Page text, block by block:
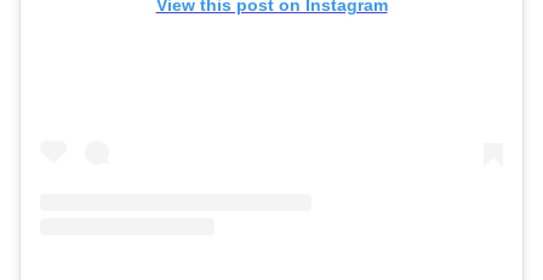
View this post on Instagram